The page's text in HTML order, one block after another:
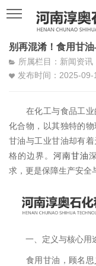
别再混淆！食用甘
所属栏目：新闻资讯
发布时间：2025-
在化工与食品工业
化合物，以其独特的
甘油与工业甘油却有
格的边界。 河南甘油
求，更是保障生产安全
一、定义与核心用
食用甘油，顾名思